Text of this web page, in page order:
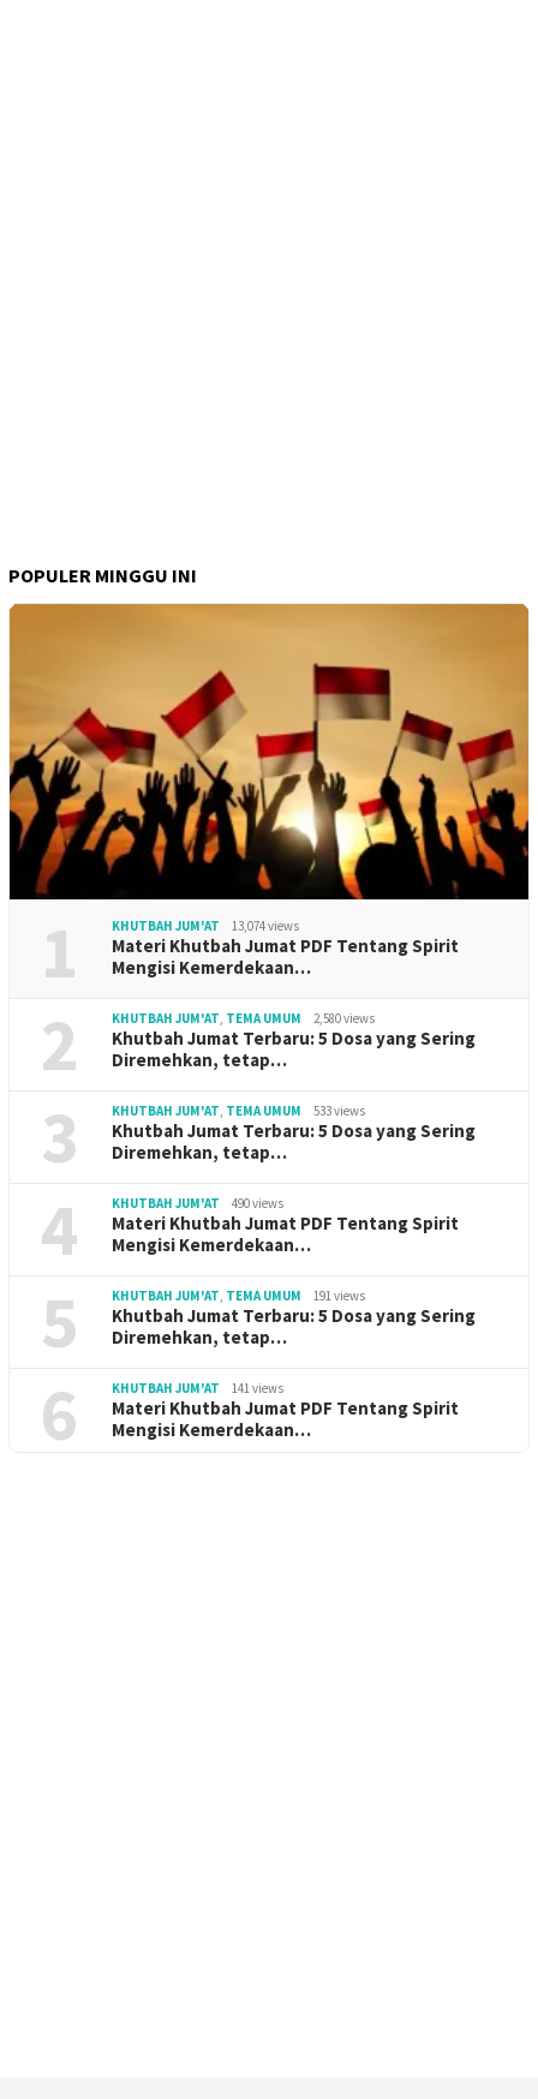
POPULER MINGGU INI
1 KHUTBAH JUM'AT 13,074 views
Materi Khutbah Jumat PDF Tentang Spirit
Mengisi Kemerdekaan…
2 KHUTBAH JUM'AT TEMA UMUM 2,580 views
Khutbah Jumat Terbaru: 5 Dosa yang Sering
Diremehkan, tetap…
3 KHUTBAH JUM'AT TEMA UMUM 533 views
Khutbah Jumat Terbaru: 5 Dosa yang Sering
Diremehkan, tetap…
4 KHUTBAH JUM'AT 490 views
Materi Khutbah Jumat PDF Tentang Spirit
Mengisi Kemerdekaan…
5 KHUTBAH JUM'AT TEMA UMUM 191 views
Khutbah Jumat Terbaru: 5 Dosa yang Sering
Diremehkan, tetap…
6 KHUTBAH JUM'AT 141 views
Materi Khutbah Jumat PDF Tentang Spirit
Mengisi Kemerdekaan…